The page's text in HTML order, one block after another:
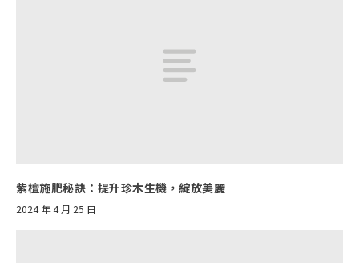
紫檀施肥秘訣：提升珍木生機，綻放美麗
2024 年 4 月 25 日